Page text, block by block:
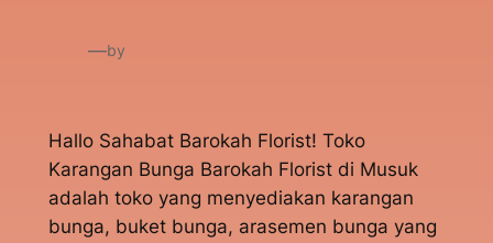
—by
Hallo Sahabat Barokah Florist! Toko
Karangan Bunga Barokah Florist di Musuk
adalah toko yang menyediakan karangan
bunga, buket bunga, arasemen bunga yang